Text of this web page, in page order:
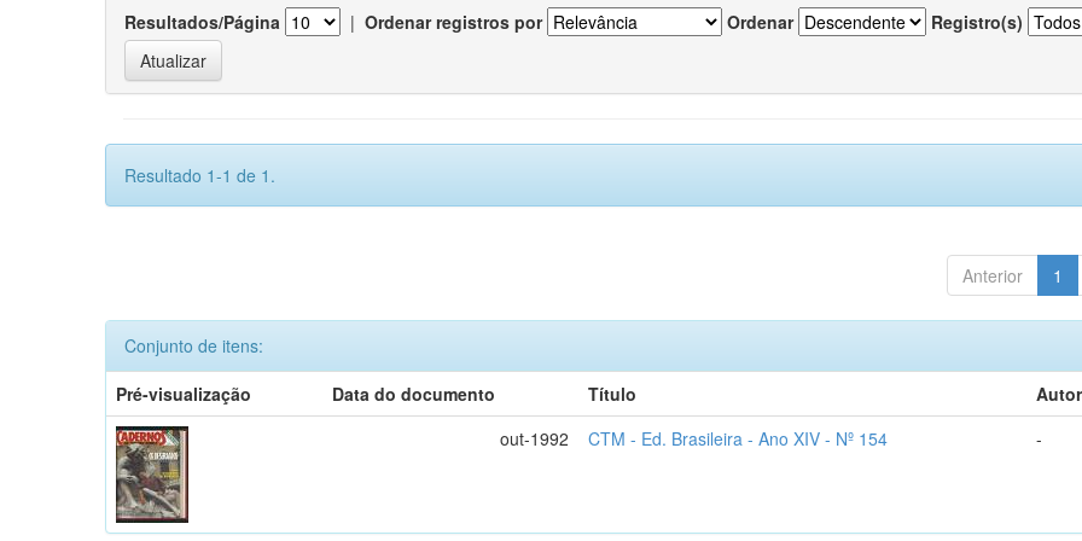
Resultados/Página | Ordenar registros por Ordenar Registro(s)
Resultado 1-1 de 1.
Anterior 1
Conjunto de itens:
Pré-visualização
Data do documento Título
out-1992
CTM - Ed. Brasileira - Ano XIV - Nº 154 -